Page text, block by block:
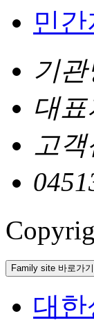
민
기관
대표
고
Family site 바로가기
대